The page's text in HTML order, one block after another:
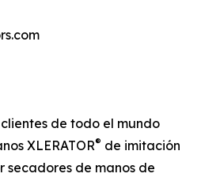
de todo el mundo
XLERATOR® de imitación
secadores de manos de